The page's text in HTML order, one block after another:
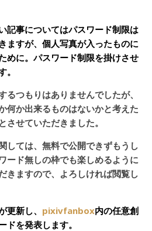
記事についてはパスワード制限は
ますが、個人写真が入ったものに
めに。パスワード制限を掛けさせ
。
るつもりはありませんでしたが、
何か出来るものはないかと考えた
させていただきました。
しては、無料で公開できずもうし
ード無しの枠でも楽しめるように
きますので、よろしければ閲覧し
更新し、 pixivfanbox内の任意創
ドを発表します。